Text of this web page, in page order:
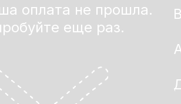
оплата не прошла.
еще раз.